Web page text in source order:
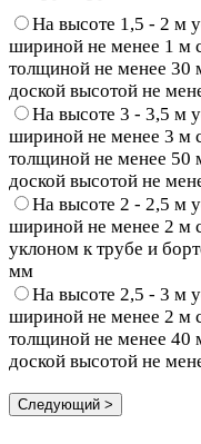
На высоте 1,5 - 2 м
шириной не менее 1 м
толщиной не менее 30
доской высотой не
На высоте 3 - 3,5 м
шириной не менее 3 м
толщиной не менее 50
доской высотой не
На высоте 2 - 2,5 м
шириной не менее 2 м
уклоном к трубе и
мм
На высоте 2,5 - 3 м
шириной не менее 2 м
толщиной не менее 40
доской высотой не